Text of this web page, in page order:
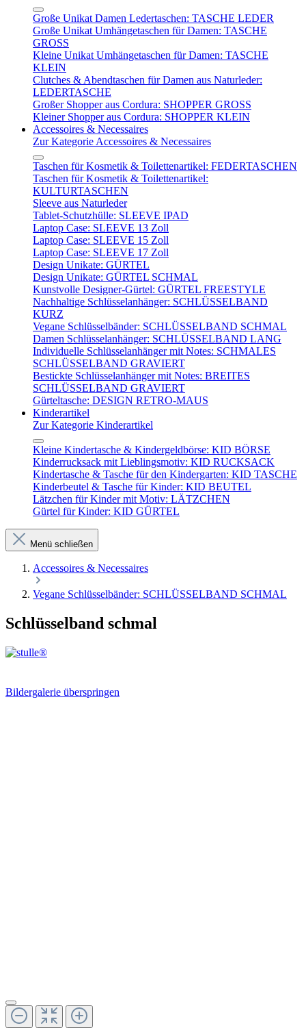
Große Unikat Damen Ledertaschen: TASCHE LEDER
Große Unikat Umhängetaschen für Damen: TASCHE
GROSS
Kleine Unikat Umhängetaschen für Damen: TASCHE
KLEIN
Clutches & Abendtaschen für Damen aus Naturleder:
LEDERTASCHE
Großer Shopper aus Cordura: SHOPPER GROSS
Kleiner Shopper aus Cordura: SHOPPER KLEIN
Accessoires & Necessaires
Zur Kategorie Accessoires & Necessaires
Taschen für Kosmetik & Toilettenartikel: FEDERTASCHEN
Taschen für Kosmetik & Toilettenartikel:
KULTURTASCHEN
Sleeve aus Naturleder
Tablet-Schutzhülle: SLEEVE IPAD
Laptop Case: SLEEVE 13 Zoll
Laptop Case: SLEEVE 15 Zoll
Laptop Case: SLEEVE 17 Zoll
Design Unikate: GÜRTEL
Design Unikate: GÜRTEL SCHMAL
Kunstvolle Designer-Gürtel: GÜRTEL FREESTYLE
Nachhaltige Schlüsselanhänger: SCHLÜSSELBAND
KURZ
Vegane Schlüsselbänder: SCHLÜSSELBAND SCHMAL
Damen Schlüsselanhänger: SCHLÜSSELBAND LANG
Individuelle Schlüsselanhänger mit Notes: SCHMALES
SCHLÜSSELBAND GRAVIERT
Bestickte Schlüsselanhänger mit Notes: BREITES
SCHLÜSSELBAND GRAVIERT
Gürteltasche: DESIGN RETRO-MAUS
Kinderartikel
Zur Kategorie Kinderartikel
Kleine Kindertasche & Kindergeldbörse: KID BÖRSE
Kinderrucksack mit Lieblingsmotiv: KID RUCKSACK
Kindertasche & Tasche für den Kindergarten: KID TASCHE
Kinderbeutel & Tasche für Kinder: KID BEUTEL
Lätzchen für Kinder mit Motiv: LÄTZCHEN
Gürtel für Kinder: KID GÜRTEL
Menü schließen
Accessoires & Necessaires
Vegane Schlüsselbänder: SCHLÜSSELBAND SCHMAL
Schlüsselband schmal
Bildergalerie überspringen